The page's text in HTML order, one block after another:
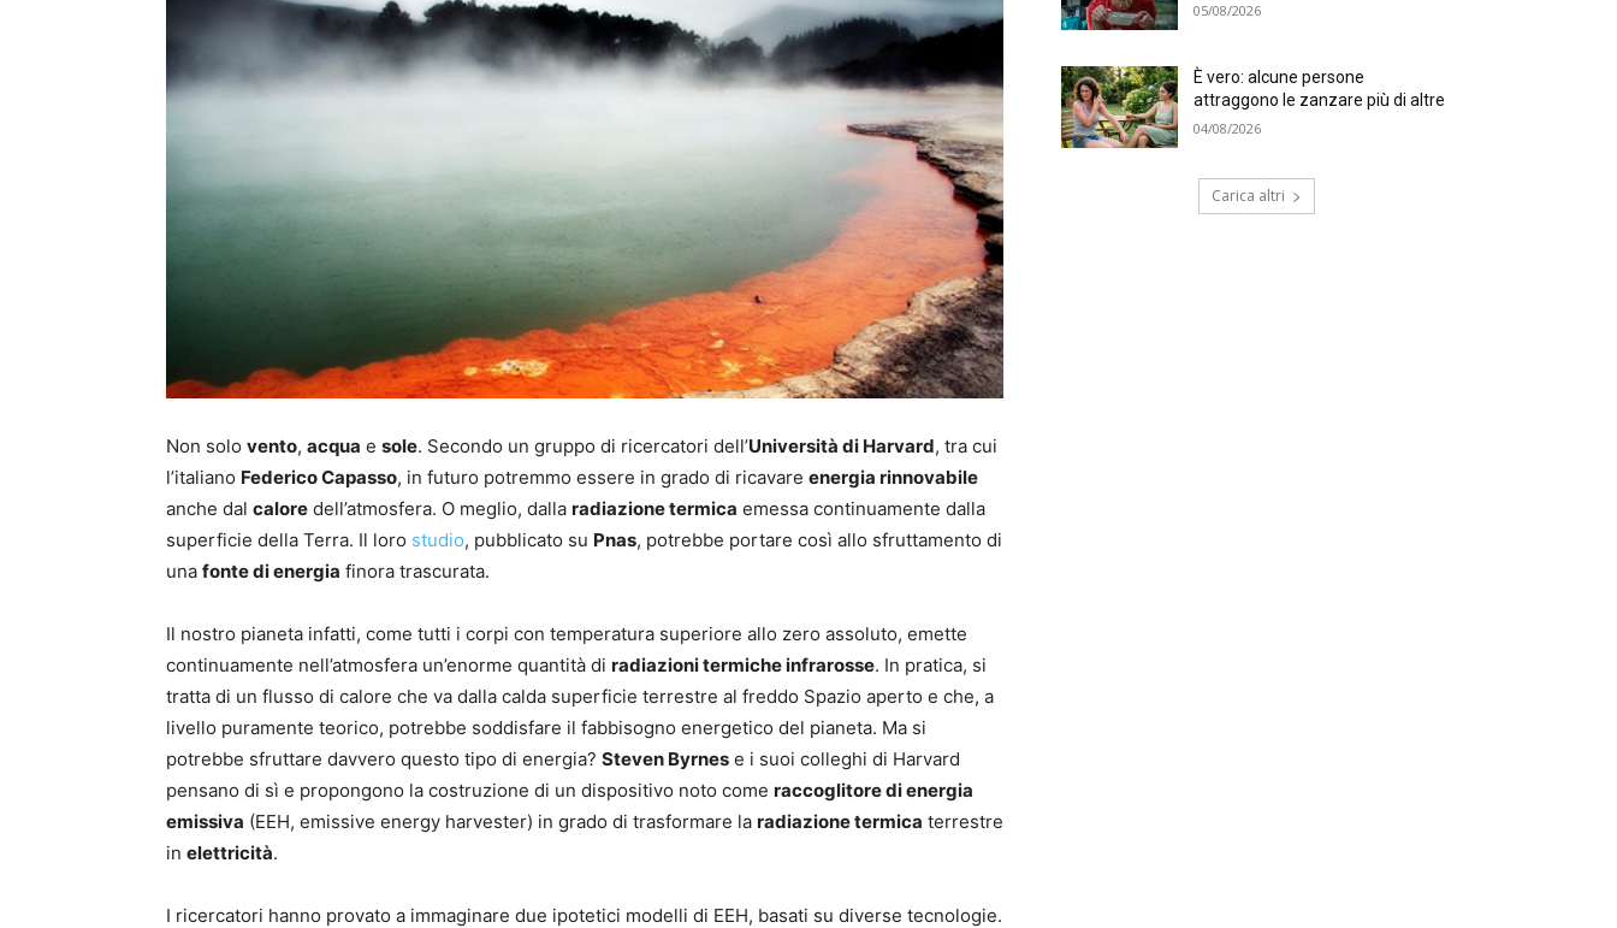
Non solo vento, acqua e sole. Secondo un gruppo di ricercatori dell’Università di Harvard, tra cui
l’italiano Federico Capasso, in futuro potremmo essere in grado di ricavare energia rinnovabile
anche dal calore dell’atmosfera. O meglio, dalla radiazione termica emessa continuamente dalla
superficie della Terra. Il loro studio, pubblicato su Pnas, potrebbe portare così allo sfruttamento di
una fonte di energia finora trascurata.
Il nostro pianeta infatti, come tutti i corpi con temperatura superiore allo zero assoluto, emette
continuamente nell’atmosfera un’enorme quantità di radiazioni termiche infrarosse. In pratica, si
tratta di un flusso di calore che va dalla calda superficie terrestre al freddo Spazio aperto e che, a
livello puramente teorico, potrebbe soddisfare il fabbisogno energetico del pianeta. Ma si
potrebbe sfruttare davvero questo tipo di energia? Steven Byrnes e i suoi colleghi di Harvard
pensano di sì e propongono la costruzione di un dispositivo noto come raccoglitore di energia
emissiva (EEH, emissive energy harvester) in grado di trasformare la radiazione termica terrestre
in elettricità.
I ricercatori hanno provato a immaginare due ipotetici modelli di EEH, basati su diverse tecnologie.
05/08/2026
È vero: alcune persone
attraggono le zanzare più di altre
04/08/2026
Carica altri